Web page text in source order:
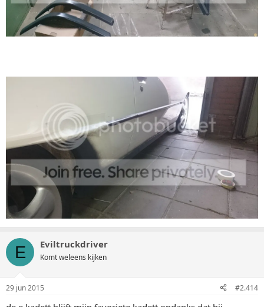
E Eviltruckdriver
Komt weleens kijken
29 jun 2015 #2.414